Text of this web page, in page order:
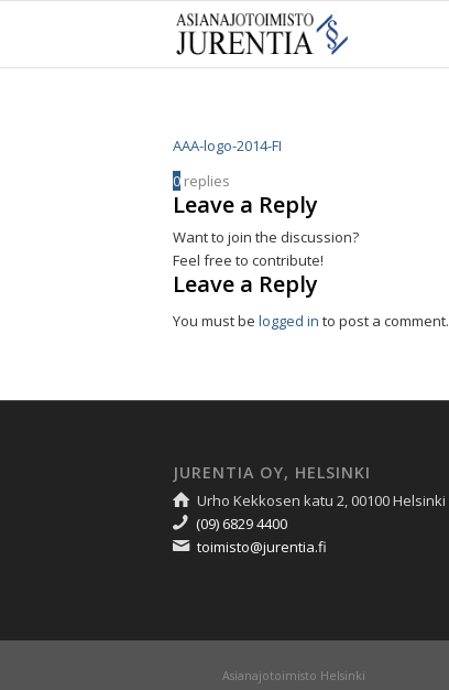
AAA-logo-2014-FI
0 replies
Leave a Reply
Want to join the discussion?
Feel free to contribute!
Leave a Reply
You must be logged in to post a comment.
JURENTIA OY, HELSINKI
Urho Kekkosen katu 2, 00100 Helsinki
(09) 6829 4400
toimisto@jurentia.fi
Asianajotoimisto Helsinki